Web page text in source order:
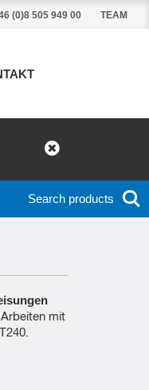
(0)8 505 949 00 TEAM
Search products
mit